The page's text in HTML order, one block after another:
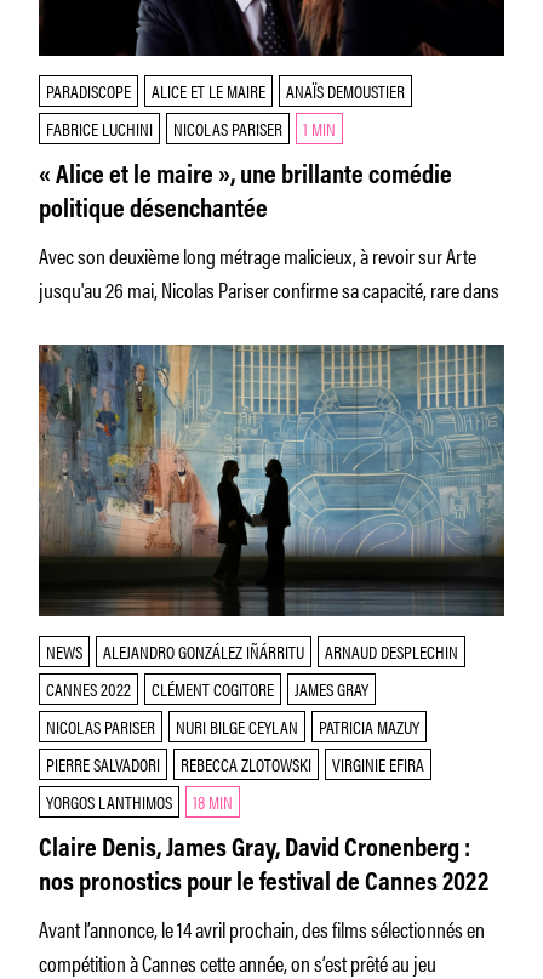
PARADISCOPE ALICE ET LE MAIRE
ANAÏS DEMOUSTIER
FABRICE LUCHINI
NICOLAS PARISER 1 MIN
« Alice et le maire », une brillante comédie
politique désenchantée
Avec son deuxième long métrage malicieux, à revoir sur Arte
jusqu'au 26 mai, Nicolas Pariser confirme sa capacité, rare dans
NEWS ALEJANDRO GONZÁLEZ IÑÁRRITU
ARNAUD DESPLECHIN
CANNES 2022
CLÉMENT COGITORE
JAMES GRAY
NICOLAS PARISER
NURI BILGE CEYLAN
PATRICIA MAZUY
PIERRE SALVADORI
REBECCA ZLOTOWSKI
VIRGINIE EFIRA
YORGOS LANTHIMOS
18 MIN
Claire Denis, James Gray, David Cronenberg :
nos pronostics pour le festival de Cannes 2022
Avant l’annonce, le 14 avril prochain, des films sélectionnés en
compétition à Cannes cette année, on s’est prêté au jeu